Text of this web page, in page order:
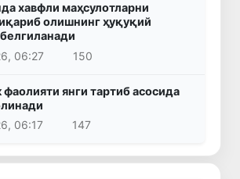
хавфли маҳсулотларни
олишнинг ҳуқуқий
06:27
150
фаолияти янги тартиб асосида
06:17
147